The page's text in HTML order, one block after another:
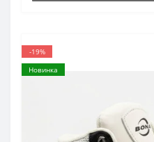
-19%
Новинка